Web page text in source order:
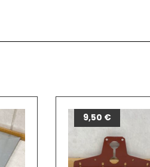
9,50 €